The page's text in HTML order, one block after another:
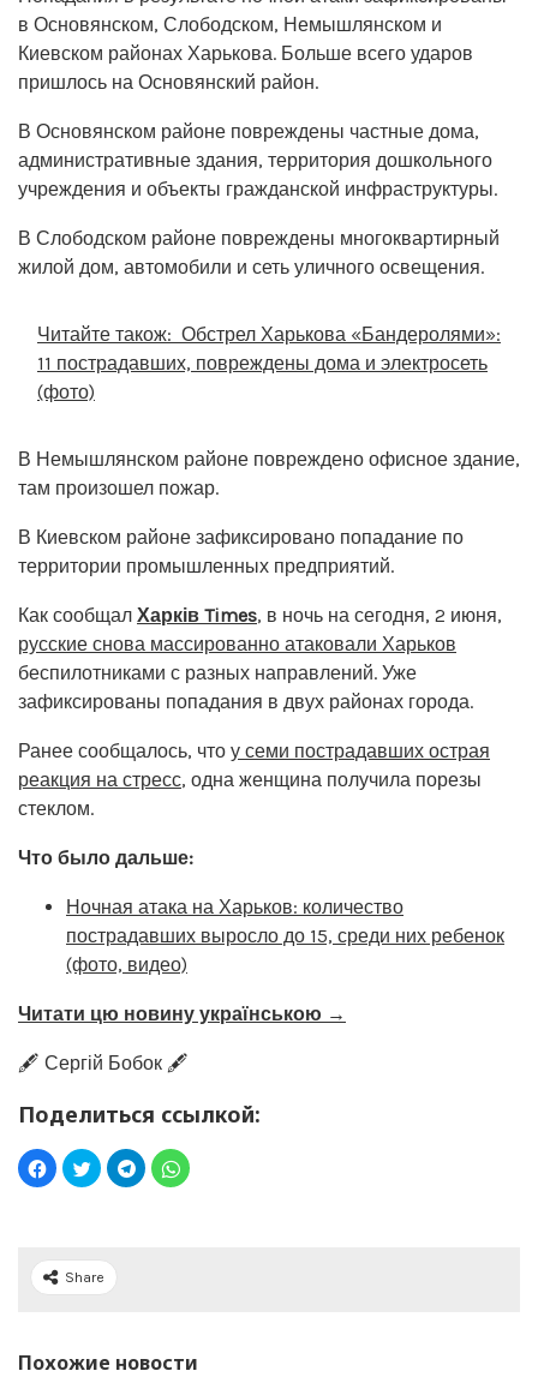
в Основянском, Слободском, Немышлянском и
Киевском районах Харькова. Больше всего ударов
пришлось на Основянский район.
В Основянском районе повреждены частные дома,
административные здания, территория дошкольного
учреждения и объекты гражданской инфраструктуры.
В Слободском районе повреждены многоквартирный
жилой дом, автомобили и сеть уличного освещения.
Читайте також: Обстрел Харькова «Бандеролями»:
11 пострадавших, повреждены дома и электросеть
(фото)
В Немышлянском районе повреждено офисное здание,
там произошел пожар.
В Киевском районе зафиксировано попадание по
территории промышленных предприятий.
Как сообщал Харків Times, в ночь на сегодня, 2 июня,
русские снова массированно атаковали Харьков
беспилотниками с разных направлений. Уже
зафиксированы попадания в двух районах города.
Ранее сообщалось, что у семи пострадавших острая
реакция на стресс, одна женщина получила порезы
стеклом.
Что было дальше:
Ночная атака на Харьков: количество
пострадавших выросло до 15, среди них ребенок
(фото, видео)
Читати цю новину українською →
🖋️ Сергій Бобок 🖋️
Поделиться ссылкой:
Share
Похожие новости